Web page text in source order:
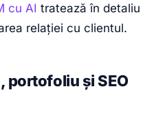
cu AI tratează în detaliu
relației cu clientul.
portofoliu și SEO